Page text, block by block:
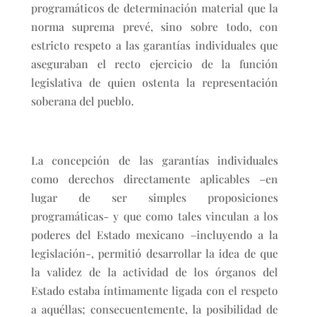
programáticos de determinación material que la
norma suprema prevé, sino sobre todo, con
estricto respeto a las garantías individuales que
aseguraban el recto ejercicio de la función
legislativa de quien ostenta la representación
soberana del pueblo.
La concepción de las garantías individuales
como derechos directamente aplicables –en
lugar de ser simples proposiciones
programáticas- y que como tales vinculan a los
poderes del Estado mexicano –incluyendo a la
legislación-, permitió desarrollar la idea de que
la validez de la actividad de los órganos del
Estado estaba íntimamente ligada con el respeto
a aquéllas; consecuentemente, la posibilidad de